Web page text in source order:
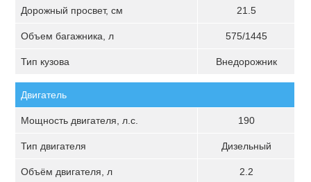
Дорожный просвет, см 21.5
Объем багажника, л 575/1445
Тип кузова Внедорожник
Двигатель
Мощность двигателя, л.с. 190
Тип двигателя Дизельный
Объём двигателя, л 2.2